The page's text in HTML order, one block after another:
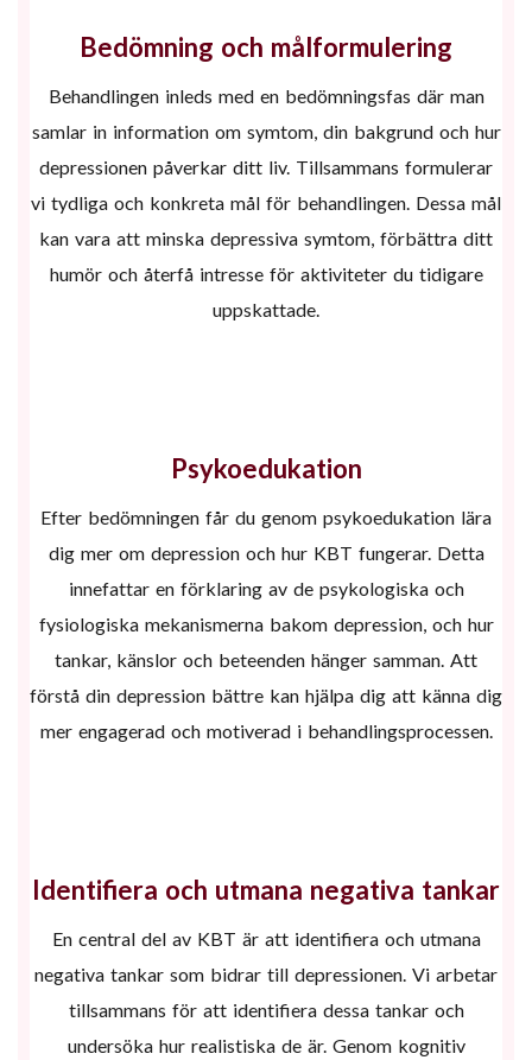
Bedömning och målformulering
Behandlingen inleds med en bedömningsfas där man
samlar in information om symtom, din bakgrund och hur
depressionen påverkar ditt liv. Tillsammans formulerar
vi tydliga och konkreta mål för behandlingen. Dessa mål
kan vara att minska depressiva symtom, förbättra ditt
humör och återfå intresse för aktiviteter du tidigare
uppskattade.
Psykoedukation
Efter bedömningen får du genom psykoedukation lära
dig mer om depression och hur KBT fungerar. Detta
innefattar en förklaring av de psykologiska och
fysiologiska mekanismerna bakom depression, och hur
tankar, känslor och beteenden hänger samman. Att
förstå din depression bättre kan hjälpa dig att känna dig
mer engagerad och motiverad i behandlingsprocessen.
Identifiera och utmana negativa tankar
En central del av KBT är att identifiera och utmana
negativa tankar som bidrar till depressionen. Vi arbetar
tillsammans för att identifiera dessa tankar och
undersöka hur realistiska de är. Genom kognitiv